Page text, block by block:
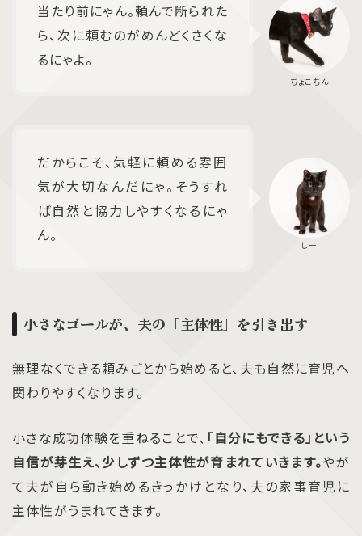
当たり前にゃん。頼んで断られた
ら、次に頼むのがめんどくさくな
るにゃよ。
だからこそ、気軽に頼める雰囲
気が大切なんだにゃ。そうすれ
ば自然と協力しやすくなるにゃ
ん。
小さなゴールが、夫の「主体性」を引き出す
無理なくできる頼みごとから始めると、夫も自然に育児へ
関わりやすくなります。
小さな成功体験を重ねることで、 「自分にもできる」という
自信が芽生え、少しずつ主体性が育まれていきます。やが
て夫が自ら動き始めるきっかけとなり、夫の家事育児に
主体性がうまれてきます。